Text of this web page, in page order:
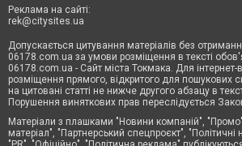
Реклама на сайті:
rek@citysites.ua
Допускається цитування матеріалів без
06178.com.ua за умови розміщення в тексті
06178.com.ua - Сайт міста Токмака. Для
розміщення прямого, відкритого для пошукових
на цитовані статті не нижче другого абзацу в
Порушення виняткових прав переслідується
Матеріали з плашками "Новини компаній",
матеріал", "Партнерський спецпроєкт", "Політичні